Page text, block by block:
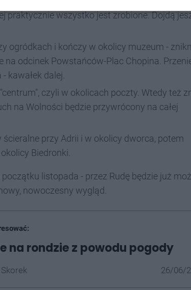
praktycznie wszystko jest zrobione. Dojdą
ogródkach i kończy w okolicy muzeum -
na odcinek Powstańców-Plac Chopina.
kawałek dalej.
czyli w okolicach poczty. Wtedy też
na Wolności będzie przywrócony na całej
przy Adrii i w okolicy dworca, potem
Biedronki.
listopada - przez Rudę będzie już
nowoczesny wygląd.
na rondzie z powodu pogody
26/06/